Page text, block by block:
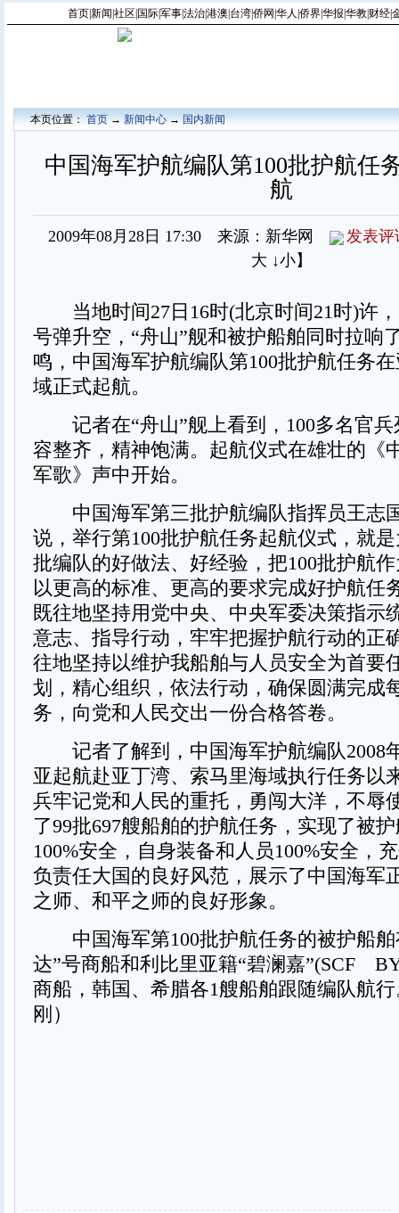
首页|新闻 社区 国际|军事|法治|港澳 台湾|侨网 华人 侨界|华报 华教| 财经|
本页位置：首页→新闻中心→国内新闻
中国海军护航编队第100批护航任
航
2009年08月28日 17:30 来源：新华网
发表评
大 ↓小】
当地时间27日16时(北京时间21时)许，
号弹升空，“舟山”舰和被护船舶同时拉响
鸣，中国海军护航编队第100批护航任务
域正式起航。
记者在“舟山”舰上看到，100多名官兵
容整齐，精神饱满。起航仪式在雄壮的《
军歌》声中开始。
中国海军第三批护航编队指挥员王志
说，举行第100批护航任务起航仪式，就
批编队的好做法、好经验，把100批护航
以更高的标准、更高的要求完成好护航任
既往地坚持用党中央、中央军委决策指示
意志、指导行动，牢牢把握护航行动的正
往地坚持以维护我船舶与人员安全为首要
划，精心组织，依法行动，确保圆满完成
务，向党和人民交出一份合格答卷。
记者了解到，中国海军护航编队2008
亚起航赴亚丁湾、索马里海域执行任务以
兵牢记党和人民的重托，勇闯大洋，不辱
了99批697艘船舶的护航任务，实现了被
100%安全，自身装备和人员100%安全，
负责任大国的良好风范，展示了中国海军
之师、和平之师的良好形象。
中国海军第100批护航任务的被护船舶
达”号商船和利比里亚籍“碧澜嘉”(SCF
商船，韩国、希腊各1艘船舶跟随编队航
刚）